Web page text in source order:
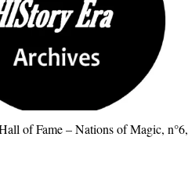
of Fame – Nations of Magic, n°6,